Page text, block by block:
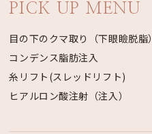
PICK UP MENU
目の下のクマ取り（下眼瞼脱脂）
コンデンス脂肪注入
糸リフト(スレッドリフト)
ヒアルロン酸注射（注入）